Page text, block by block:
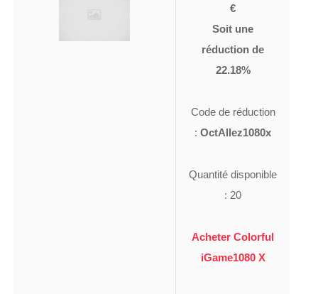
€
Soit une
réduction de
22.18%
Code de réduction
: OctAllez1080x
Quantité disponible
: 20
Acheter Colorful
iGame1080 X